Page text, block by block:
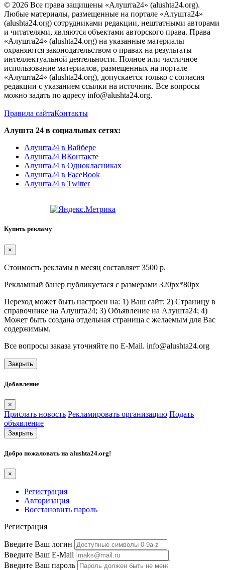
© 2026 Все права защищены «Алушта24» (alushta24.org).
Любые материалы, размещенные на портале «Алушта24»
(alushta24.org) сотрудниками редакции, нештатными авторами
и читателями, являются объектами авторского права. Права
«Алушта24» (alushta24.org) на указанные материалы
охраняются законодательством о правах на результаты
интеллектуальной деятельности. Полное или частичное
использование материалов, размещенных на портале
«Алушта24» (alushta24.org), допускается только с согласия
редакции с указанием ссылки на источник. Все вопросы
можно задать по адресу info@alushta24.org.
Правила сайтаКонтакты
Алушта 24 в социальных сетях:
Алушта24 в Вайбере
Алушта24 ВКонтакте
Алушта24 в Однокласниках
Алушта24 в FaceBook
Алушта24 в Twitter
Купить рекламу
×
Стоимость рекламы в месяц составляет 3500 р.
Рекламный банер публикуетася с размерами 320px*80px
Переход может быть настроен на: 1) Ваш сайт; 2) Страницу в
справочнике на Алушта24; 3) Объявление на Алушта24; 4)
Может быть создана отдельная страница с желаемым для Вас
содержимым.
Все вопросы заказа уточняйте по E-Mail. info@alushta24.org
Закрыть
Добавление
×
Прислать новость Рекламировать организацию Подать
объявление
Закрыть
Добро пожаловать на alushta24.org!
×
Регистрация
Авторизация
Восстановить пароль
Регистрация
Введите Ваш логин
Введите Ваш E-Mail
Введите Ваш пароль